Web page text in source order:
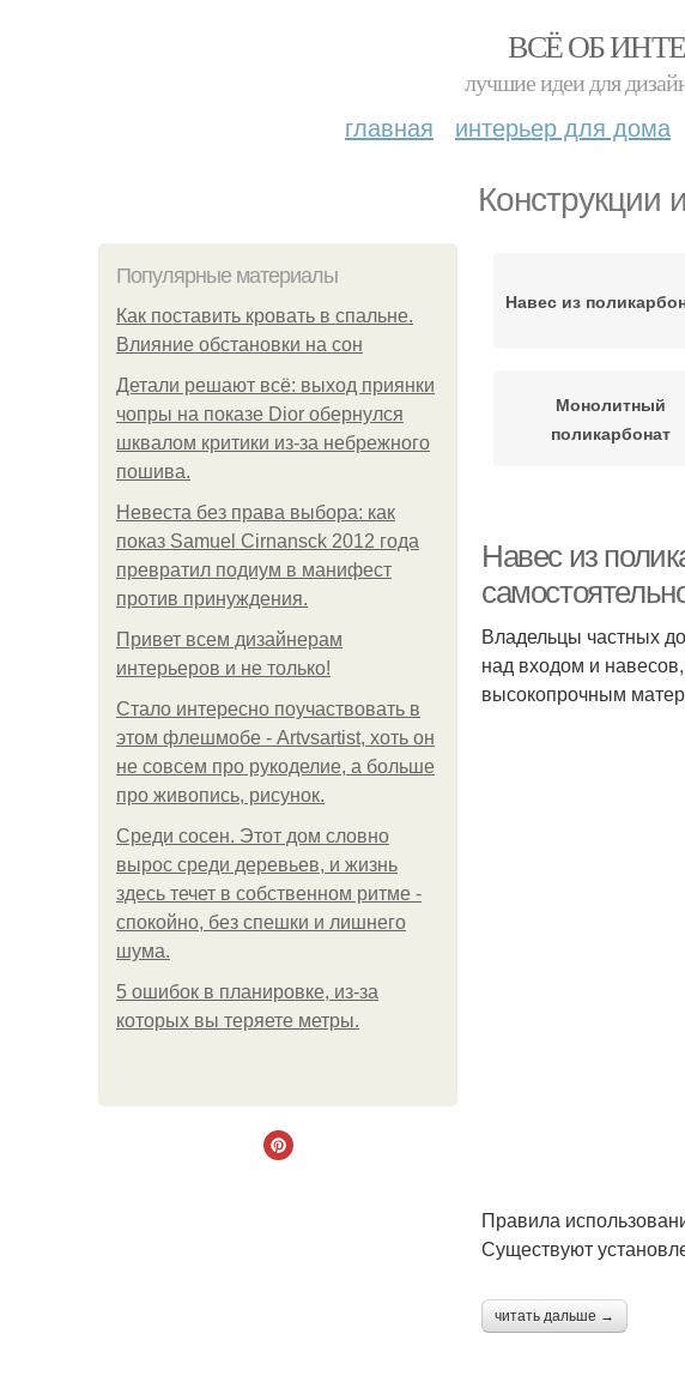
ВСЁ ОБ
лучшие идеи для
главная интерьер для дома
Конструкции
Популярные материалы
Как поставить кровать в спальне.
Влияние обстановки на сон
Детали решают всё: выход приянки
чопры на показе Dior обернулся
шквалом критики из-за небрежного
пошива.
Невеста без права выбора: как
показ Samuel Cirnansck 2012 года
превратил подиум в манифест
против принуждения.
Привет всем дизайнерам
интерьеров и не только!
Стало интересно поучаствовать в
этом флешмобе - Artvsartist, хоть он
не совсем про рукоделие, а больше
про живопись, рисунок.
Среди сосен. Этот дом словно
вырос среди деревьев, и жизнь
здесь течет в собственном ритме -
спокойно, без спешки и лишнего
шума.
5 ошибок в планировке, из-за
которых вы теряете метры.
Навес из
Монолитный
поликарбонат
Навес из
Владельцы частных
над входом и
высокопрочным
Правила
Существуют
читать дальше →